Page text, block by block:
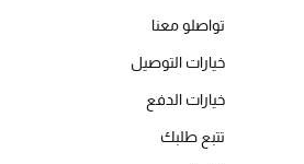
تواصلو معنا
خيارات التوصيل
خيارات الدفع
تتبع طلبك